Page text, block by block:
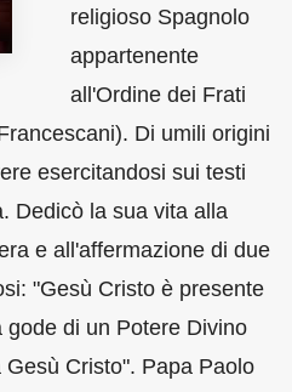
C.
religioso Spagnolo
appartenente
all'Ordine dei Frati
Di umili origini
esercitandosi sui testi
Dedicò la sua vita alla
e all'affermazione di due
"Gesù Cristo è presente
gode di un Potere Divino
Cristo". Papa Paolo